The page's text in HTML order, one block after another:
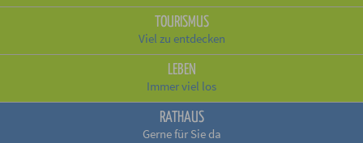
TOURISMUS
Viel zu entdecken
LEBEN
Immer viel los
RATHAUS
Gerne für Sie da